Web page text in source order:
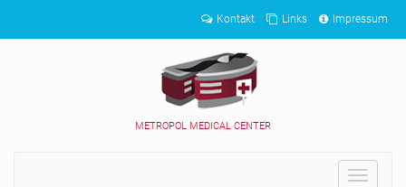
Kontakt Links Impressum
METROPOL MEDICAL CENTER
Toggle